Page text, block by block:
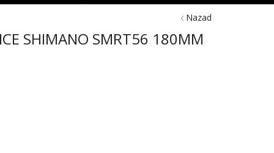
Nazad
SHIMANO SMRT56 180MM